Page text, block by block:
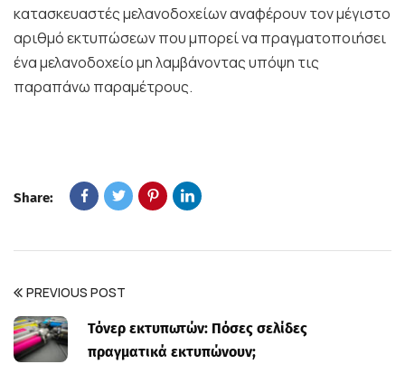
κατασκευαστές μελανοδοχείων αναφέρουν τον μέγιστο
αριθμό εκτυπώσεων που μπορεί να πραγματοποιήσει
ένα μελανοδοχείο μη λαμβάνοντας υπόψη τις
παραπάνω παραμέτρους.
Share:
PREVIOUS POST
Τόνερ εκτυπωτών: Πόσες σελίδες
πραγματικά εκτυπώνουν;